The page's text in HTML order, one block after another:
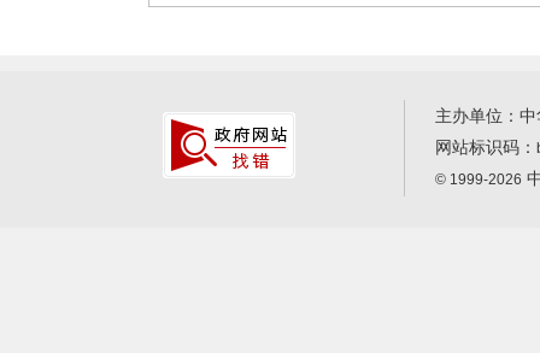
主办单位：
网站标识码：
© 1999-2026